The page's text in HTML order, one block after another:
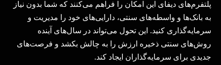
پلتفرم‌های دیفای این امکان را فراهم می‌کنند که شما بدون نیاز
به بانک‌ها و واسطه‌های سنتی، دارایی‌های خود را مدیریت و
سرمایه‌گذاری کنید. این تحول می‌تواند در سال‌های آینده
روش‌های سنتی ذخیره ارزش را به چالش بکشد و فرصت‌های
جدیدی برای سرمایه‌گذاران ایجاد کند.